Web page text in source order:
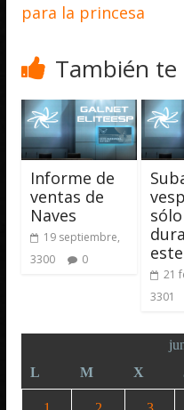
para la princesa
También
Informe de
ventas de
Naves
19 septiembre,
3300
0
sólo
21
3301
L
M X